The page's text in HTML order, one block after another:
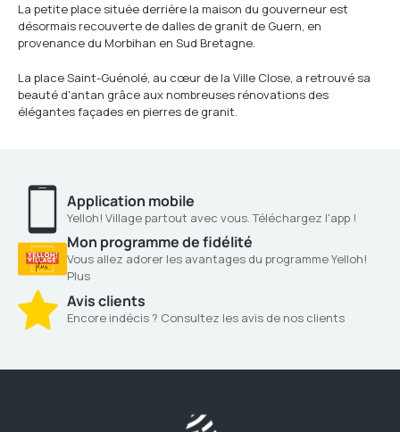
La petite place située derrière la maison du gouverneur est
désormais recouverte de dalles de granit de Guern, en
provenance du Morbihan en Sud Bretagne.
La place Saint-Guénolé, au cœur de la Ville Close, a retrouvé sa
beauté d'antan grâce aux nombreuses rénovations des
élégantes façades en pierres de granit.
Application mobile
Yelloh! Village partout avec vous. Téléchargez l'app !
Mon programme de fidélité
Vous allez adorer les avantages du programme Yelloh!
Plus
Avis clients
Encore indécis ? Consultez les avis de nos clients